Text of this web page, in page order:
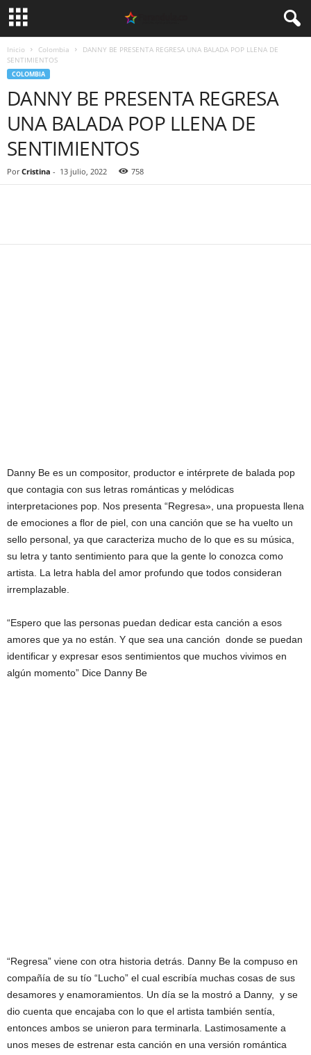
Inicio Colombia
DANNY BE PRESENTA REGRESA UNA BALADA POP LLENA DE
SENTIMIENTOS
COLOMBIA
DANNY BE PRESENTA REGRESA
UNA BALADA POP LLENA DE
SENTIMIENTOS
Por Cristina - 13 julio, 2022 758
Danny Be es un compositor, productor e intérprete de balada pop
que contagia con sus letras románticas y melódicas
interpretaciones pop. Nos presenta “Regresa», una propuesta llena
de emociones a flor de piel, con una canción que se ha vuelto un
sello personal, ya que caracteriza mucho de lo que es su música,
su letra y tanto sentimiento para que la gente lo conozca como
artista. La letra habla del amor profundo que todos consideran
irremplazable.
“Espero que las personas puedan dedicar esta canción a esos
amores que ya no están. Y que sea una canción donde se puedan
identificar y expresar esos sentimientos que muchos vivimos en
algún momento” Dice Danny Be
“Regresa” viene con otra historia detrás. Danny Be la compuso en
compañía de su tío “Lucho” el cual escribía muchas cosas de sus
desamores y enamoramientos. Un día se la mostró a Danny, y se
dio cuenta que encajaba con lo que el artista también sentía,
entonces ambos se unieron para terminarla. Lastimosamente a
unos meses de estrenar esta canción en una versión romántica